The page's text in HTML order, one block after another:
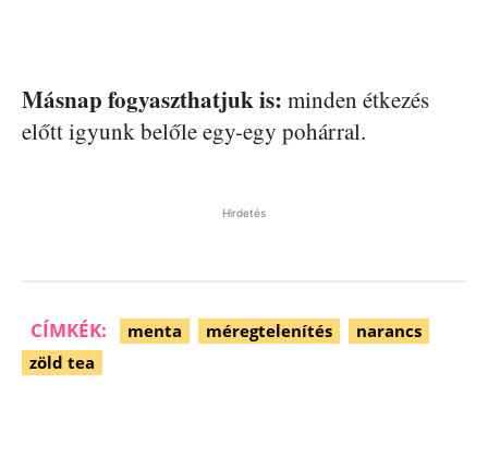
Másnap fogyaszthatjuk is: minden étkezés
előtt igyunk belőle egy-egy pohárral.
Hirdetés
CÍMKÉK: menta méregtelenítés
narancs
zöld tea